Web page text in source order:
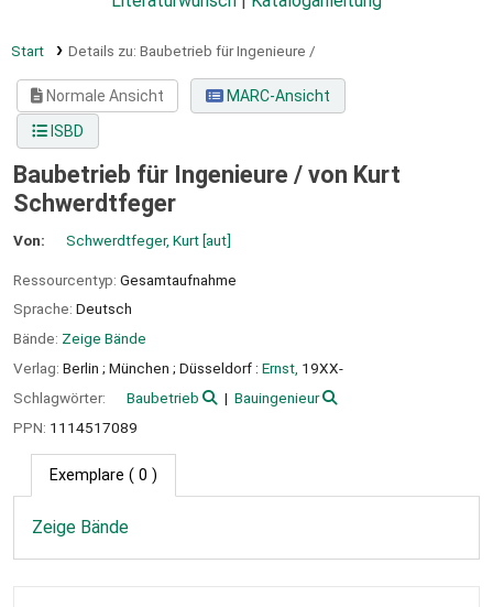
Start Details zu: Baubetrieb für Ingenieure /
Normale Ansicht
MARC-Ansicht
ISBD
Baubetrieb für Ingenieure / von Kurt
Schwerdtfeger
Von: Schwerdtfeger, Kurt[aut]
Ressourcentyp: Gesamtaufnahme
Sprache: Deutsch
Bände: Zeige Bände
Verlag: Berlin ; München ; Düsseldorf : Ernst, 19XX-
Schlagwörter:
Baubetrieb
Bauingenieur
PPN: 1114517089
Exemplare ( 0 )
Zeige Bände